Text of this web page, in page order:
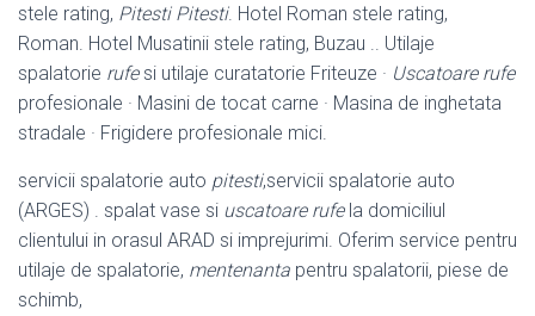
stele rating, Pitesti Pitesti. Hotel Roman stele rating,
Roman. Hotel Musatinii stele rating, Buzau .. Utilaje
spalatorie rufesi utilaje curatatorie Friteuze · Uscatoare rufe
profesionale · Masini de tocat carne · Masina de inghetata
stradale · Frigidere profesionale mici.
servicii spalatorie auto pitesti,servicii spalatorie auto
(ARGES) . spalat vase si uscatoare rufela domiciliul
clientului in orasul ARAD si imprejurimi. Oferim service pentru
utilaje de spalatorie, mentenanta pentru spalatorii, piese de
schimb,